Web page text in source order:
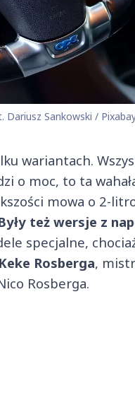
Dariusz Sankowski /
wariantach.
o moc, to ta
mowa o 2-
też wersje z
specjalne,
Keke Rosberga,
Rosberga.